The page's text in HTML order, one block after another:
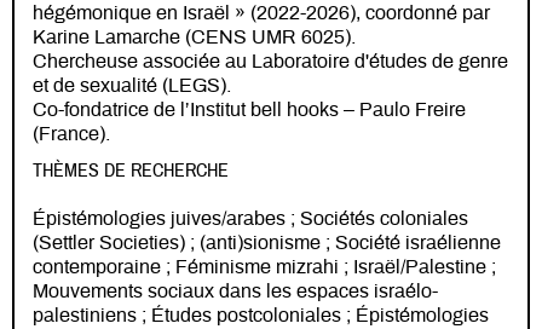
hégémonique en Israël » (2022-2026), coordonné par
Karine Lamarche (CENS UMR 6025).
Chercheuse associée au Laboratoire d'études de genre
et de sexualité (LEGS).
Co-fondatrice de l’Institut bell hooks – Paulo Freire
(France).
THÈMES DE RECHERCHE
Épistémologies juives/arabes ; Sociétés coloniales
(Settler Societies) ; (anti)sionisme ; Société israélienne
contemporaine ; Féminisme mizrahi ; Israël/Palestine ;
Mouvements sociaux dans les espaces israélo-
palestiniens ; Études postcoloniales ; Épistémologies